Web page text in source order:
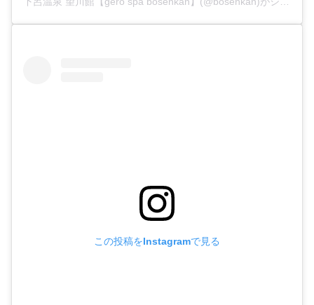
この投稿をInstagramで見る